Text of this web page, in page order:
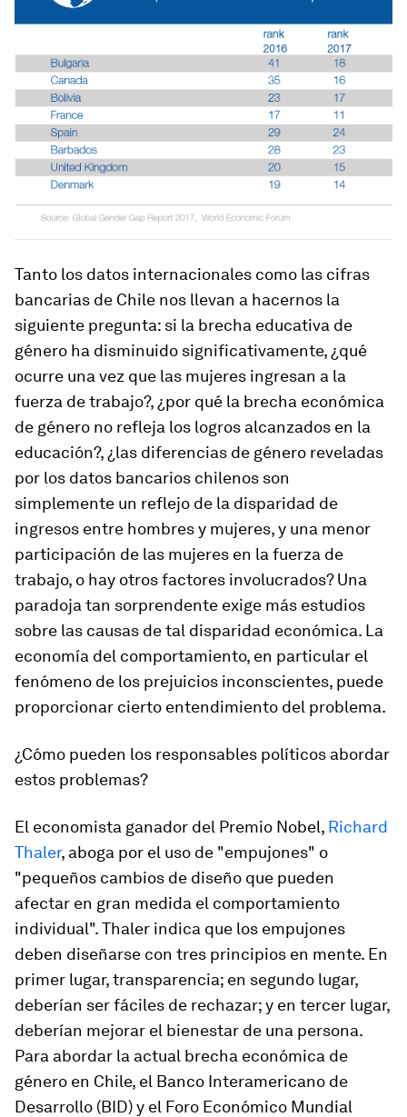
Tanto los datos internacionales como las cifras
bancarias de Chile nos llevan a hacernos la
siguiente pregunta: si la brecha educativa de
género ha disminuido significativamente, ¿qué
ocurre una vez que las mujeres ingresan a la
fuerza de trabajo?, ¿por qué la brecha económica
de género no refleja los logros alcanzados en la
educación?, ¿las diferencias de género reveladas
por los datos bancarios chilenos son
simplemente un reflejo de la disparidad de
ingresos entre hombres y mujeres, y una menor
participación de las mujeres en la fuerza de
trabajo, o hay otros factores involucrados? Una
paradoja tan sorprendente exige más estudios
sobre las causas de tal disparidad económica. La
economía del comportamiento, en particular el
fenómeno de los prejuicios inconscientes, puede
proporcionar cierto entendimiento del problema.
¿Cómo pueden los responsables políticos abordar
estos problemas?
El economista ganador del Premio Nobel, Richard
Thaler, aboga por el uso de "empujones" o
"pequeños cambios de diseño que pueden
afectar en gran medida el comportamiento
individual". Thaler indica que los empujones
deben diseñarse con tres principios en mente. En
primer lugar, transparencia; en segundo lugar,
deberían ser fáciles de rechazar; y en tercer lugar,
deberían mejorar el bienestar de una persona.
Para abordar la actual brecha económica de
género en Chile, el Banco Interamericano de
Desarrollo (BID) y el Foro Económico Mundial